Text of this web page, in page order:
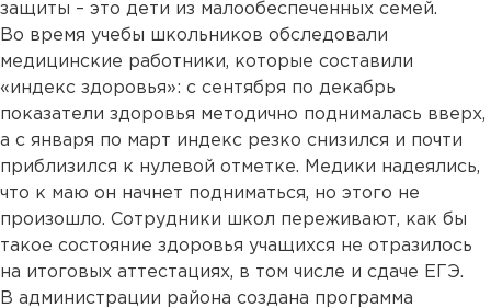
защиты – это дети из малообеспеченных семей.
Во время учебы школьников обследовали
медицинские работники, которые составили
«индекс здоровья»: с сентября по декабрь
показатели здоровья методично поднималась вверх,
а с января по март индекс резко снизился и почти
приблизился к нулевой отметке. Медики надеялись,
что к маю он начнет подниматься, но этого не
произошло. Сотрудники школ переживают, как бы
такое состояние здоровья учащихся не отразилось
на итоговых аттестациях, в том числе и сдаче ЕГЭ.
В администрации района создана программа